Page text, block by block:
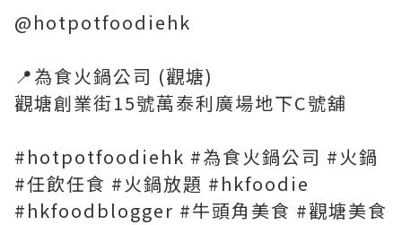
@hotpotfoodiehk
📍為食火鍋公司 (觀塘)
觀塘創業街15號萬泰利廣場地下C號舖
#hotpotfoodiehk #為食火鍋公司 #火鍋
#任飲任食 #火鍋放題 #hkfoodie
#hkfoodblogger #牛頭角美食 #觀塘美食